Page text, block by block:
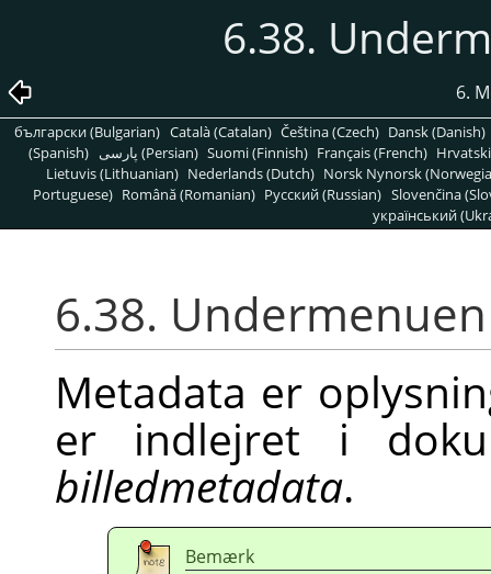
6.38.
6.
български (Bulgarian) Català (Catalan) Čeština (Czech) Dansk (Danish)
(Spanish)
پارسی (Persian) Suomi (Finnish) Français (French)
Lietuvis (Lithuanian) Nederlands (Dutch) Norsk Nynorsk
Portuguese) Română (Romanian) Pусский (Russian) Slovenčina
український
6.38.
Metadata er
er indlejret i
billedmetadata.
Bemærk